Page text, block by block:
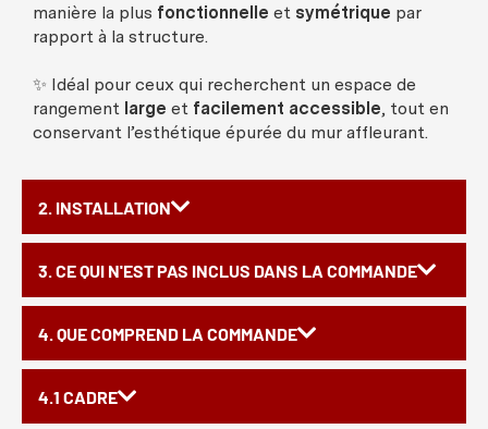
2. INSTALLATION
3. CE QUI N'EST PAS INCLUS DANS LA COMMANDE
4. QUE COMPREND LA COMMANDE
4.1 CADRE
manière la plus fonctionnelle et symétrique par
rapport à la structure.
✨ Idéal pour ceux qui recherchent un espace de
rangement large et facilement accessible, tout en
conservant l’esthétique épurée du mur affleurant.